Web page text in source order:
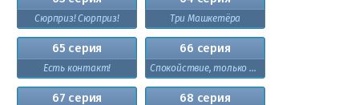
Сюрприз! Сюрприз! Три Машкетёра
65 серия
Есть контакт!
66 серия
Спокойствие, только спокойствие
67 серия 68 серия